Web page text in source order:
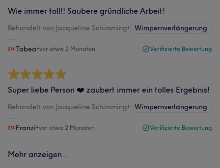
Wie immer toll!! Saubere gründliche Arbeit!
Behandelt von Jacqueline Schimming• Wimpernverlängerung
Tabea•vor etwa 2 Monaten Verifizierte Bewertung
Super liebe Person ❤️ zaubert immer ein tolles Ergebnis!
Behandelt von Jacqueline Schimming• Wimpernverlängerung
Franzi•vor etwa 2 Monaten Verifizierte Bewertung
Mehr anzeigen...